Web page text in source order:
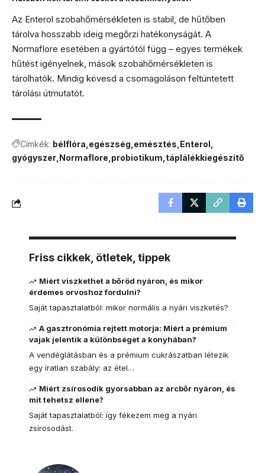
Az Enterol szobahőmérsékleten is stabil, de hűtőben
tárolva hosszabb ideig megőrzi hatékonyságát. A
Normaflore esetében a gyártótól függ – egyes termékek
hűtést igényelnek, mások szobahőmérsékleten is
tárolhatók. Mindig kövesd a csomagoláson feltüntetett
tárolási útmutatót.
Címkék: bélflóra egészség emésztés Enterol
gyógyszer Normaflore probiotikum táplálékkiegészítő
Friss cikkek, ötletek, tippek
Miért viszkethet a bőröd nyáron, és mikor
érdemes orvoshoz fordulni?
Saját tapasztalatból: mikor normális a nyári viszketés?
A gasztronómia rejtett motorja: Miért a prémium
vajak jelentik a különbséget a konyhában?
A vendéglátásban és a prémium cukrászatban létezik
egy íratlan szabály: az étel…
Miért zsírosodik gyorsabban az arcbőr nyáron, és
mit tehetsz ellene?
Saját tapasztalatból: így fékezem meg a nyári
zsírosodást.